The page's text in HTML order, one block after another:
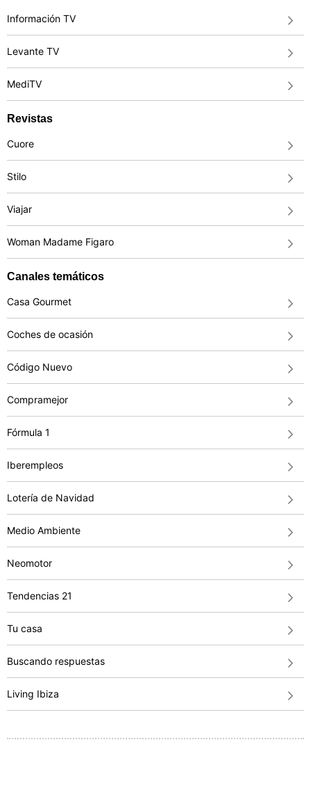
Información TV
Levante TV
MediTV
Revistas
Cuore
Stilo
Viajar
Woman Madame Figaro
Canales temáticos
Casa Gourmet
Coches de ocasión
Código Nuevo
Compramejor
Fórmula 1
Iberempleos
Lotería de Navidad
Medio Ambiente
Neomotor
Tendencias 21
Tu casa
Buscando respuestas
Living Ibiza